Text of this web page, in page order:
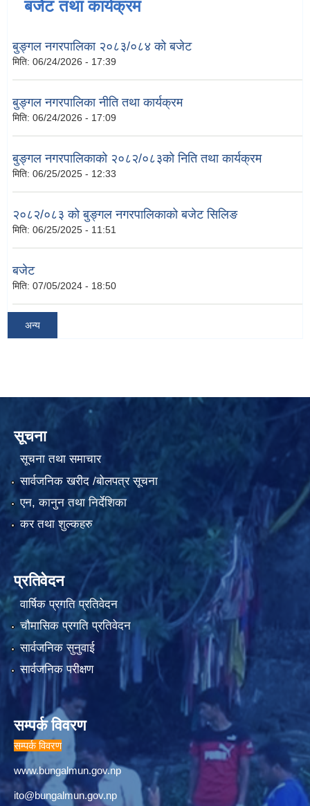
बजेट तथा कार्यक्रम
बुङ्गल नगरपालिका २०८३/०८४ को बजेट
मिति: 06/24/2026 - 17:39
बुङ्गल नगरपालिका नीति तथा कार्यक्रम
मिति: 06/24/2026 - 17:09
बुङ्गल नगरपालिकाको २०८२/०८३को निति तथा कार्यक्रम
मिति: 06/25/2025 - 12:33
२०८२/०८३ को बुङ्गल नगरपालिकाको बजेट सिलिङ
मिति: 06/25/2025 - 11:51
बजेट
मिति: 07/05/2024 - 18:50
अन्य
सूचना
सूचना तथा समाचार
सार्वजनिक खरीद /बोलपत्र सूचना
एन, कानुन तथा निर्देशिका
कर तथा शुल्कहरु
प्रतिवेदन
वार्षिक प्रगति प्रतिवेदन
चौमासिक प्रगति प्रतिवेदन
सार्वजनिक सुनुवाई
सार्वजनिक परीक्षण
सम्पर्क विवरण
सम्पर्क विवरण
www.bungalmun.gov.np
ito@bungalmun.gov.np